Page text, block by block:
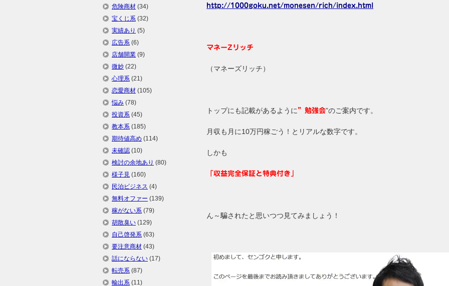
http://1000goku.net/monesen/rich/index.html
マネーZリッチ
（マネーズリッチ）
トップにも記載があるように”勉強会”のご案内です。
月収も月に10万円稼ごう！とリアルな数字です。
しかも
「収益完全保証と特典付き」
ん～騙されたと思いつつ見てみましょう！
危険商材 (34)
宝くじ系 (32)
実績あり (5)
広告系 (6)
店舗開業 (9)
微妙 (22)
心理系 (21)
恋愛商材 (105)
悩み (78)
投資系 (45)
教本系 (185)
期待値高め (114)
未確認 (10)
検討の余地あり (80)
様子見 (160)
民泊ビジネス (4)
無料オファー (139)
稼がない系 (79)
胡散臭い (129)
自己啓発系 (63)
要注意商材 (43)
話にならない (17)
転売系 (87)
輸出系 (11)